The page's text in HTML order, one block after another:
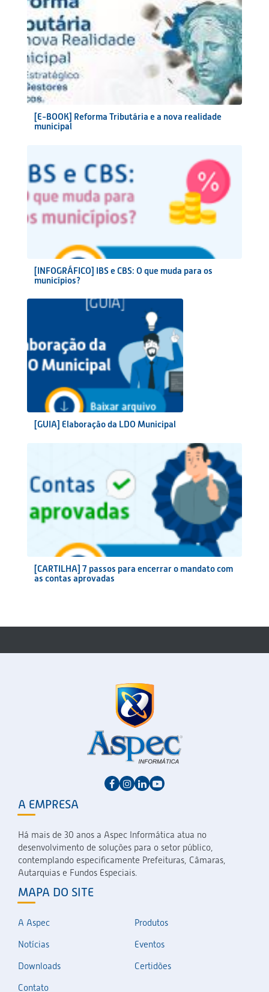
[E-BOOK] Reforma Tributária e a nova realidade
municipal
[INFOGRÁFICO] IBS e CBS: O que muda para os
municípios?
[GUIA] Elaboração da LDO Municipal
[CARTILHA] 7 passos para encerrar o mandato com
as contas aprovadas
A EMPRESA
Há mais de 30 anos a Aspec Informática atua no
desenvolvimento de soluções para o setor público,
contemplando especificamente Prefeituras, Câmaras,
Autarquias e Fundos Especiais.
MAPA DO SITE
A Aspec
Produtos
Notícias
Eventos
Downloads
Certidões
Contato